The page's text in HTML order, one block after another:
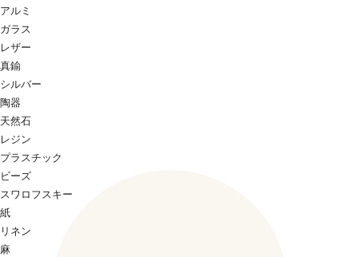
アルミ
ガラス
レザー
真鍮
シルバー
陶器
天然石
レジン
プラスチック
ビーズ
スワロフスキー
紙
リネン
麻